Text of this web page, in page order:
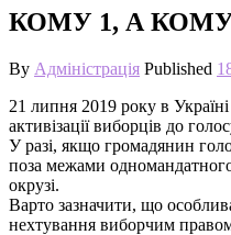
КОМУ 1, А
By Адміністрація Published
21 липня 2019 року в
активізації виборців до
У разі, якщо громадянин
поза межами
окрузі.
Варто зазначити, що
нехтування виборчим